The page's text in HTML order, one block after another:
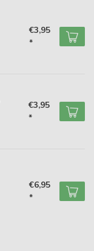
€3,95
*
€3,95
*
€6,95
*